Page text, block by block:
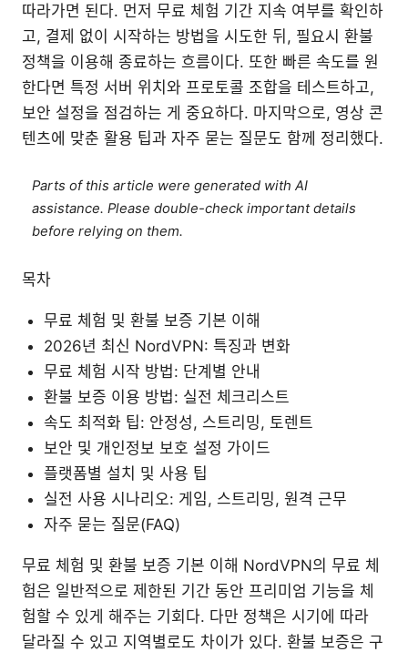
따라가면 된다. 먼저 무료 체험 기간 지속 여부를 확인하
고, 결제 없이 시작하는 방법을 시도한 뒤, 필요시 환불
정책을 이용해 종료하는 흐름이다. 또한 빠른 속도를 원
한다면 특정 서버 위치와 프로토콜 조합을 테스트하고,
보안 설정을 점검하는 게 중요하다. 마지막으로, 영상 콘
텐츠에 맞춘 활용 팁과 자주 묻는 질문도 함께 정리했다.
Parts of this article were generated with AI
assistance. Please double-check important details
before relying on them.
목차
무료 체험 및 환불 보증 기본 이해
2026년 최신 NordVPN: 특징과 변화
무료 체험 시작 방법: 단계별 안내
환불 보증 이용 방법: 실전 체크리스트
속도 최적화 팁: 안정성, 스트리밍, 토렌트
보안 및 개인정보 보호 설정 가이드
플랫폼별 설치 및 사용 팁
실전 사용 시나리오: 게임, 스트리밍, 원격 근무
자주 묻는 질문(FAQ)
무료 체험 및 환불 보증 기본 이해 NordVPN의 무료 체
험은 일반적으로 제한된 기간 동안 프리미엄 기능을 체
험할 수 있게 해주는 기회다. 다만 정책은 시기에 따라
달라질 수 있고 지역별로도 차이가 있다. 환불 보증은 구